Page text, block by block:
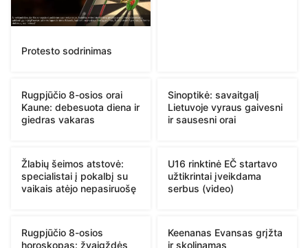
Protesto sodrinimas
Rugpjūčio 8-osios orai
Kaune: debesuota diena ir
giedras vakaras
Sinoptikė: savaitgalį
Lietuvoje vyraus gaivesni
ir sausesni orai
Žlabių šeimos atstovė:
specialistai į pokalbį su
vaikais atėjo nepasiruošę
U16 rinktinė EČ startavo
užtikrintai įveikdama
serbus (video)
Rugpjūčio 8-osios
horoskopas: žvaigždės
Keenanas Evansas grįžta
ir skolinamas